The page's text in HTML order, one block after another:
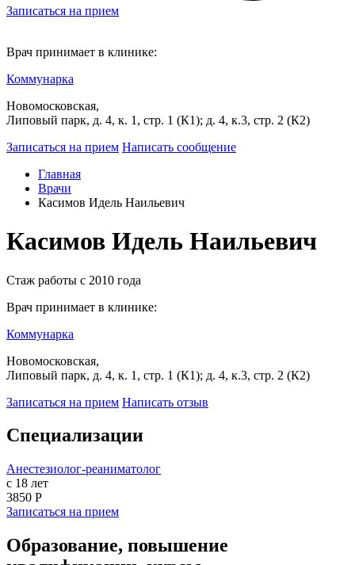
Записаться на прием
Врач принимает в клинике:
Коммунарка
Новомосковская,
Липовый парк, д. 4, к. 1, стр. 1 (К1); д. 4, к.3, стр. 2 (К2)
Записаться на прием Написать сообщение
Главная
Врачи
Касимов Идель Наильевич
Касимов Идель Наильевич
Стаж работы с 2010 года
Врач принимает в клинике:
Коммунарка
Новомосковская,
Липовый парк, д. 4, к. 1, стр. 1 (К1); д. 4, к.3, стр. 2 (К2)
Записаться на прием Написать отзыв
Специализации
Анестезиолог-реаниматолог
с 18 лет
3850 Р
Записаться на прием
Образование, повышение